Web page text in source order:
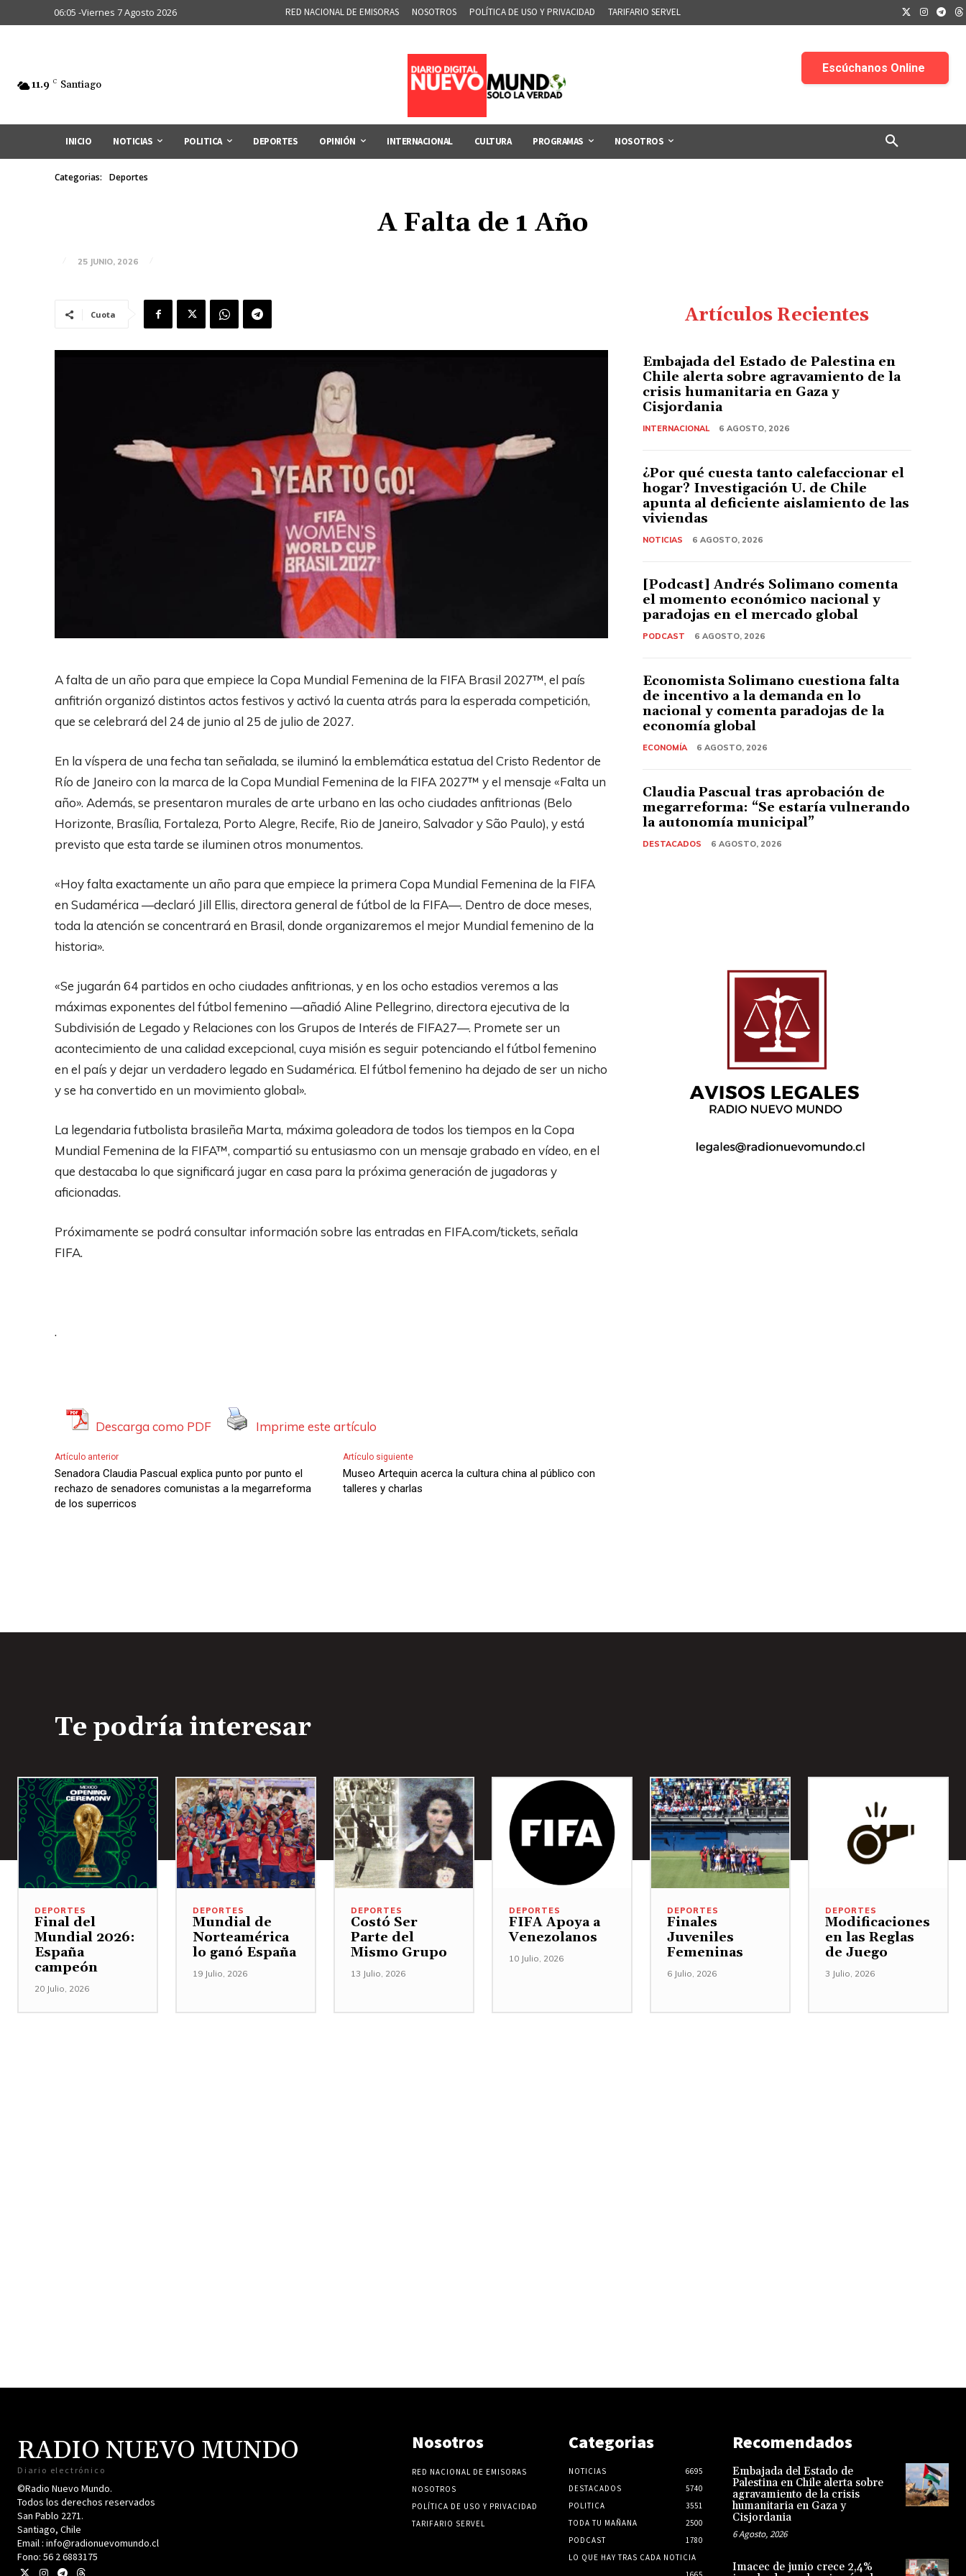
06:05 -Viernes 7 Agosto 2026 RED NACIONAL DE EMISORAS NOSOTROS POLÍTICA DE USO Y PRIVACIDAD TARIFARIO SERVEL
11.9 C Santiago
INICIO NOTICIAS POLITICA DEPORTES OPINIÓN INTERNACIONAL CULTURA PROGRAMAS NOSOTROS
Categorias: Deportes
A Falta de 1 Año
25 JUNIO, 2026
Cuota
A falta de un año para que empiece la Copa Mundial Femenina de la FIFA Brasil 2027™, el país
anfitrión organizó distintos actos festivos y activó la cuenta atrás para la esperada competición,
que se celebrará del 24 de junio al 25 de julio de 2027.
En la víspera de una fecha tan señalada, se iluminó la emblemática estatua del Cristo Redentor de
Río de Janeiro con la marca de la Copa Mundial Femenina de la FIFA 2027™ y el mensaje «Falta un
año». Además, se presentaron murales de arte urbano en las ocho ciudades anfitrionas (Belo
Horizonte, Brasília, Fortaleza, Porto Alegre, Recife, Rio de Janeiro, Salvador y São Paulo), y está
previsto que esta tarde se iluminen otros monumentos.
«Hoy falta exactamente un año para que empiece la primera Copa Mundial Femenina de la FIFA
en Sudamérica —declaró Jill Ellis, directora general de fútbol de la FIFA—. Dentro de doce meses,
toda la atención se concentrará en Brasil, donde organizaremos el mejor Mundial femenino de la
historia».
«Se jugarán 64 partidos en ocho ciudades anfitrionas, y en los ocho estadios veremos a las
máximas exponentes del fútbol femenino —añadió Aline Pellegrino, directora ejecutiva de la
Subdivisión de Legado y Relaciones con los Grupos de Interés de FIFA27—. Promete ser un
acontecimiento de una calidad excepcional, cuya misión es seguir potenciando el fútbol femenino
en el país y dejar un verdadero legado en Sudamérica. El fútbol femenino ha dejado de ser un nicho
y se ha convertido en un movimiento global».
La legendaria futbolista brasileña Marta, máxima goleadora de todos los tiempos en la Copa
Mundial Femenina de la FIFA™, compartió su entusiasmo con un mensaje grabado en vídeo, en el
que destacaba lo que significará jugar en casa para la próxima generación de jugadoras y
aficionadas.
Próximamente se podrá consultar información sobre las entradas en FIFA.com/tickets, señala
FIFA.
.
Descarga como PDF Imprime este artículo
Artículo anterior
Senadora Claudia Pascual explica punto por punto el
rechazo de senadores comunistas a la megarreforma
de los superricos
Artículo siguiente
Museo Artequin acerca la cultura china al público con
talleres y charlas
Artículos Recientes
Embajada del Estado de Palestina en
Chile alerta sobre agravamiento de la
crisis humanitaria en Gaza y
Cisjordania
INTERNACIONAL 6 AGOSTO, 2026
¿Por qué cuesta tanto calefaccionar el
hogar? Investigación U. de Chile
apunta al deficiente aislamiento de las
viviendas
NOTICIAS 6 AGOSTO, 2026
[Podcast] Andrés Solimano comenta
el momento económico nacional y
paradojas en el mercado global
PODCAST 6 AGOSTO, 2026
Economista Solimano cuestiona falta
de incentivo a la demanda en lo
nacional y comenta paradojas de la
economía global
ECONOMÍA 6 AGOSTO, 2026
Claudia Pascual tras aprobación de
megarreforma: “Se estaría vulnerando
la autonomía municipal”
DESTACADOS 6 AGOSTO, 2026
Te podría interesar
DEPORTES
Final del
Mundial 2026:
España
campeón
20 Julio, 2026
DEPORTES
Mundial de
Norteamérica
lo ganó España
19 Julio, 2026
DEPORTES
Costó Ser
Parte del
Mismo Grupo
13 Julio, 2026
DEPORTES
FIFA Apoya a
Venezolanos
10 Julio, 2026
DEPORTES
Finales
Juveniles
Femeninas
6 Julio, 2026
DEPORTES
Modificaciones
en las Reglas
de Juego
3 Julio, 2026
RADIO NUEVO MUNDO
Diario electrónico
©Radio Nuevo Mundo.
Todos los derechos reservados
San Pablo 2271.
Santiago, Chile
Email : info@radionuevomundo.cl
Fono: 56 2 6883175
Nosotros
RED NACIONAL DE EMISORAS
NOSOTROS
POLÍTICA DE USO Y PRIVACIDAD
TARIFARIO SERVEL
Categorias
NOTICIAS
6695
DESTACADOS
5740
POLITICA
3551
TODA TU MAÑANA
2500
PODCAST
1780
LO QUE HAY TRAS CADA NOTICIA
Recomendados
Embajada del Estado de
Palestina en Chile alerta sobre
agravamiento de la crisis
humanitaria en Gaza y
Cisjordania
6 Agosto, 2026
Imacec de junio crece 2,4%